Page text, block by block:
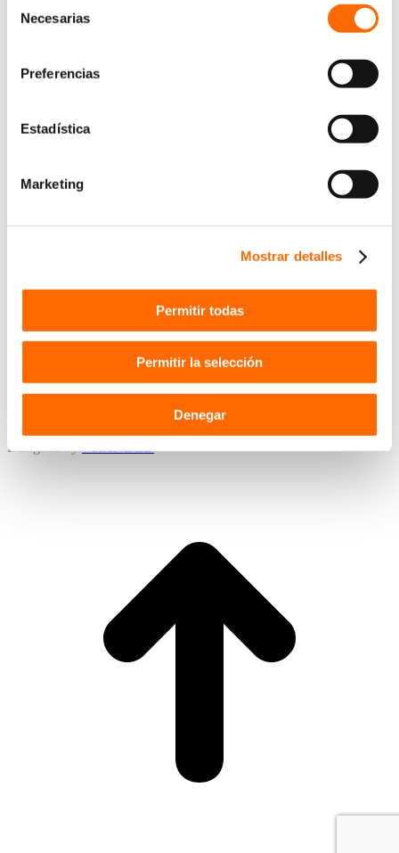
Necesarias
Preferencias
Estadística
Marketing
Mostrar detalles
Permitir todas
Permitir la selección
Denegar
Inicio
Depilación Láser Coruña
Designed by